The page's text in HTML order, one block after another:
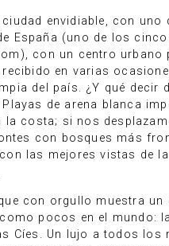
envidiable, con uno
España (uno de los cinco
con un centro urbano
recibido en varias
del país. ¿Y qué decir
de arena blanca
la costa; si nos
con bosques más
las mejores vistas de
con orgullo muestra un
pocos en el mundo:
Cíes. Un lujo a todos los